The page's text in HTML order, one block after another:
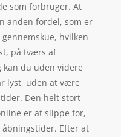
som forbruger. At
anden fordel, som er
hvilken
på tværs af
kan du uden videre
lyst, uden at være
Den helt stort
er at slippe for,
Efter at